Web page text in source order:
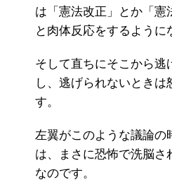
は「憲法改正」とか「憲
と肉体反応をするように
そして直ちにそこから逃
し、逃げられないときは
す。
左翼がこのような議論の
は、まさに恐怖で洗脳さ
なのです。